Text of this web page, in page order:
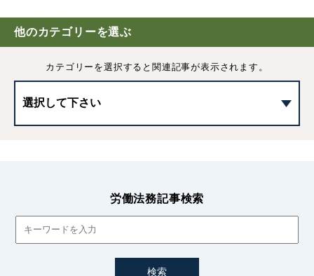
服務規律とは｜定めるべき内容と記載例
他のカテゴリーを選ぶ
カテゴリーを選択すると関連記事が表示されます。
労働法務記事検索